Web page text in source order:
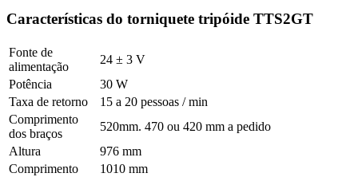
Características do torniquete tripóide TTS2GT
Fonte de
alimentação
24 ± 3 V
Potência
30 W
Taxa de retorno
15 a 20 pessoas / min
Comprimento
dos braços
520mm. 470 ou 420 mm a pedido
Altura
976 mm
Comprimento
1010 mm